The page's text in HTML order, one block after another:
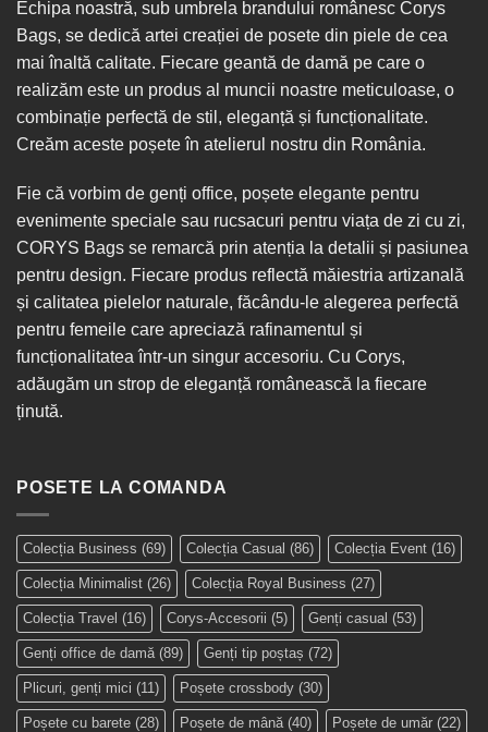
Echipa noastră, sub umbrela brandului românesc Corys
Bags, se dedică artei creației de posete din piele de cea
mai înaltă calitate. Fiecare geantă de damă pe care o
realizăm este un produs al muncii noastre meticuloase, o
combinație perfectă de stil, eleganță și funcționalitate.
Creăm aceste poșete în atelierul nostru din România.
Fie că vorbim de genți office, poșete elegante pentru
evenimente speciale sau rucsacuri pentru viața de zi cu zi,
CORYS Bags se remarcă prin atenția la detalii și pasiunea
pentru design. Fiecare produs reflectă măiestria artizanală
și calitatea pielelor naturale, făcându-le alegerea perfectă
pentru femeile care apreciază rafinamentul și
funcționalitatea într-un singur accesoriu. Cu Corys,
adăugăm un strop de eleganță românească la fiecare
ținută.
POSETE LA COMANDA
Colecția Business (69) Colecția Casual (86) Colecția Event (16)
Colecția Minimalist (26) Colecția Royal Business (27)
Colecția Travel (16) Corys-Accesorii (5) Genți casual (53)
Genți office de damă (89) Genți tip poștaș (72)
Plicuri, genți mici (11) Poșete crossbody (30)
Poșete cu barete (28) Poșete de mână (40) Poșete de umăr (22)